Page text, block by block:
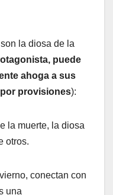
la diosa de la
puede
ahoga a sus
provisiones):
la muerte, la diosa
otros.
conectan con
una